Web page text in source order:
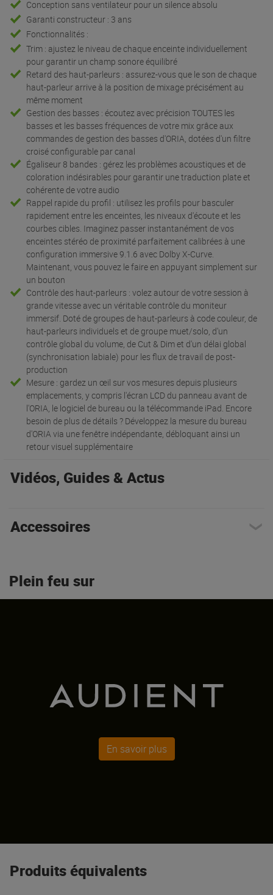
Conception sans ventilateur pour un silence absolu
Garanti constructeur : 3 ans
Fonctionnalités :
Trim : ajustez le niveau de chaque enceinte individuellement
pour garantir un champ sonore équilibré
Retard des haut-parleurs : assurez-vous que le son de chaque
haut-parleur arrive à la position de mixage précisément au
même moment
Gestion des basses : écoutez avec précision TOUTES les
basses et les basses fréquences de votre mix grâce aux
commandes de gestion des basses d'ORIA, dotées d'un filtre
croisé configurable par canal
Égaliseur 8 bandes : gérez les problèmes acoustiques et de
coloration indésirables pour garantir une traduction plate et
cohérente de votre audio
Rappel rapide du profil : utilisez les profils pour basculer
rapidement entre les enceintes, les niveaux d'écoute et les
courbes cibles. Imaginez passer instantanément de vos
enceintes stéréo de proximité parfaitement calibrées à une
configuration immersive 9.1.6 avec Dolby X-Curve.
Maintenant, vous pouvez le faire en appuyant simplement sur
un bouton
Contrôle des haut-parleurs : volez autour de votre session à
grande vitesse avec un véritable contrôle du moniteur
immersif. Doté de groupes de haut-parleurs à code couleur, de
haut-parleurs individuels et de groupe muet/solo, d'un
contrôle global du volume, de Cut & Dim et d'un délai global
(synchronisation labiale) pour les flux de travail de post-
production
Mesure : gardez un œil sur vos mesures depuis plusieurs
emplacements, y compris l'écran LCD du panneau avant de
l'ORIA, le logiciel de bureau ou la télécommande iPad. Encore
besoin de plus de détails ? Développez la mesure du bureau
d'ORIA via une fenêtre indépendante, débloquant ainsi un
retour visuel supplémentaire
Vidéos, Guides & Actus
Accessoires
Plein feu sur
En savoir plus
Produits équivalents